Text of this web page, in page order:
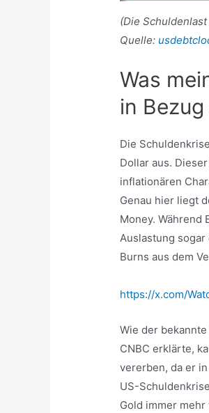
(Die
Quelle:
Was
in
Die
Dollar aus.
inflationären
Genau hier liegt
Money.
Auslastung
Burns aus dem
https://x.com/
Wie der
CNBC erklärte,
vererben, da er
US-
Gold immer